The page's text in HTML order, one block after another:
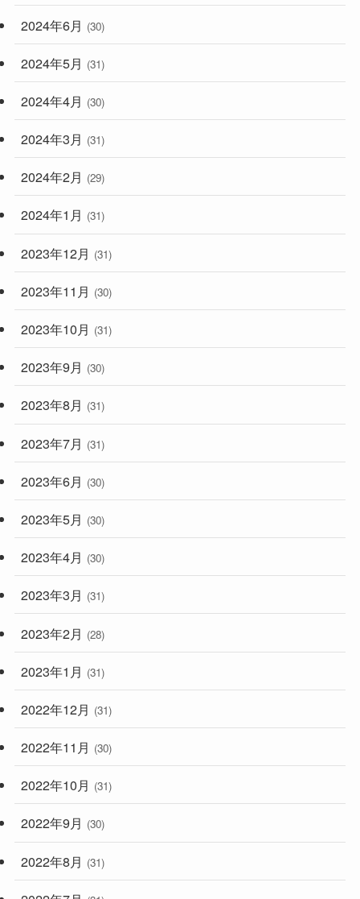
2024年6月 (30)
2024年5月 (31)
2024年4月 (30)
2024年3月 (31)
2024年2月 (29)
2024年1月 (31)
2023年12月 (31)
2023年11月 (30)
2023年10月 (31)
2023年9月 (30)
2023年8月 (31)
2023年7月 (31)
2023年6月 (30)
2023年5月 (30)
2023年4月 (30)
2023年3月 (31)
2023年2月 (28)
2023年1月 (31)
2022年12月 (31)
2022年11月 (30)
2022年10月 (31)
2022年9月 (30)
2022年8月 (31)